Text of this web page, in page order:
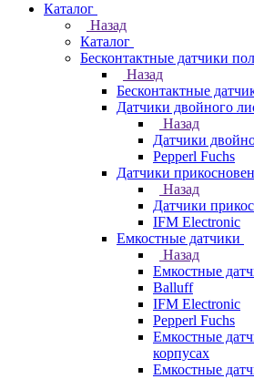
Каталог
Назад
Каталог
Бесконтактные датчики
Назад
Бесконтактные
Датчики двойного
Назад
Датчики
Pepperl Fuchs
Датчики
Назад
Датчики
IFM Electronic
Емкостные датчики
Назад
Емкостные
Balluff
IFM Electronic
Pepperl Fuchs
Емкостные
корпусах
Емкостные